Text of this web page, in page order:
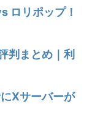
ロリポップ！
判まとめ｜利
Xサーバーが